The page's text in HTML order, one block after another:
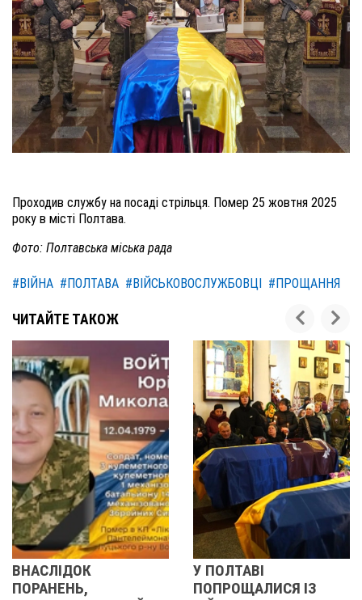
Проходив службу на посаді стрільця. Помер 25 жовтня 2025
року в місті Полтава.
Фото: Полтавська міська рада
#ВІЙНА #ПОЛТАВА #ВІЙСЬКОВОСЛУЖБОВЦІ #ПРОЩАННЯ
ЧИТАЙТЕ ТАКОЖ
ПОПРОЩАЛИСЯ ІЗ